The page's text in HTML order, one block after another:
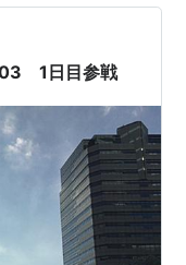
サイト 1月1日 ま
のあんぱんを食
1日目参戦